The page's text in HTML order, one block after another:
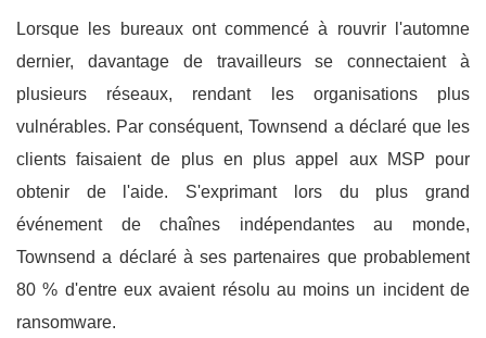
Lorsque les bureaux ont commencé à rouvrir l'automne
dernier, davantage de travailleurs se connectaient à
plusieurs réseaux, rendant les organisations plus
vulnérables. Par conséquent, Townsend a déclaré que les
clients faisaient de plus en plus appel aux MSP pour
obtenir de l'aide. S'exprimant lors du plus grand
événement de chaînes indépendantes au monde,
Townsend a déclaré à ses partenaires que probablement
80 % d'entre eux avaient résolu au moins un incident de
ransomware.